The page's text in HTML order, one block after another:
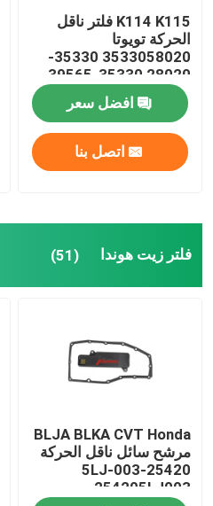
أدوات تعليق القيادة
قطع غيار المحرك
قطع غيار السيارات
K114 K115 فلتر ناقل
الحركة تويوتا
3533058020 35330-
28020 35330-39565
35330-58020
افضل سعر
اتصل بنا
فلتر زيت هوندا (51)
BLJA BLKA CVT Honda
مرشح سائل ناقل الحركة
25420-5LJ-003
254205LJ003